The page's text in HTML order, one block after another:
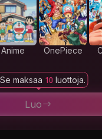
Anime OnePiece
Luo
Se maksaa 10 luottoja.